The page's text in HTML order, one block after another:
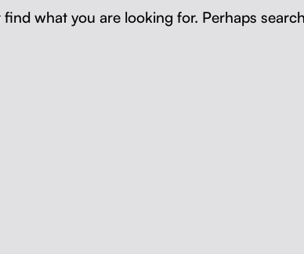
what you are looking for. Perhaps